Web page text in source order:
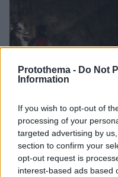
Protothema - Do Not
Information
If you wish to opt-out of
processing of your
targeted advertising by
section to confirm your
opt-out request is
interest-based ads based